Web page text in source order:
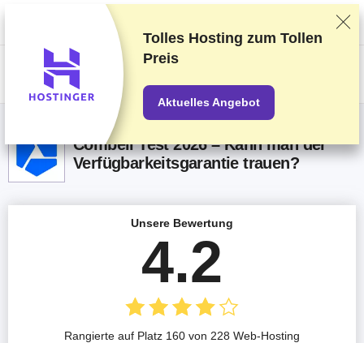
Wir bewerten die Anbieter auf Grundlage strenger Tests und Bewertungen,
berücksichtigen aber auch Dein Feedback und unsere geschäftlichen
Vereinbarungen mit den Anbietern.Diese Seite enthält Affiliate-Links
Combell Test 2026 – Kann man der
Verfügbarkeitsgarantie trauen?
Unsere Bewertung
4.2
Rangierte auf Platz 160 von 228 Web-Hosting
Tolles Hosting zum Tollen
Preis
Aktuelles Angebot